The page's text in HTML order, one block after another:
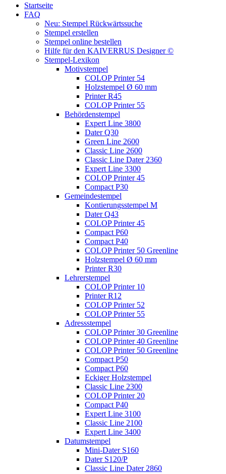
Startseite
FAQ
Neu: Stempel Rückwärtssuche
Stempel erstellen
Stempel online bestellen
Hilfe für den KAIVERRUS Designer ©
Stempel-Lexikon
Motivstempel
COLOP Printer 54
Holzstempel Ø 60 mm
Printer R45
COLOP Printer 55
Behördenstempel
Expert Line 3800
Dater Q30
Green Line 2600
Classic Line 2600
Classic Line Dater 2360
Expert Line 3300
COLOP Printer 45
Compact P30
Gemeindestempel
Kontierungsstempel M
Dater Q43
COLOP Printer 45
Compact P60
Compact P40
COLOP Printer 50 Greenline
Holzstempel Ø 60 mm
Printer R30
Lehrerstempel
COLOP Printer 10
Printer R12
COLOP Printer 52
COLOP Printer 55
Adressstempel
COLOP Printer 30 Greenline
COLOP Printer 40 Greenline
COLOP Printer 50 Greenline
Compact P50
Compact P60
Eckiger Holzstempel
Classic Line 2300
COLOP Printer 20
Compact P40
Expert Line 3100
Classic Line 2100
Expert Line 3400
Datumstempel
Mini-Dater S160
Dater S120/P
Classic Line Dater 2860